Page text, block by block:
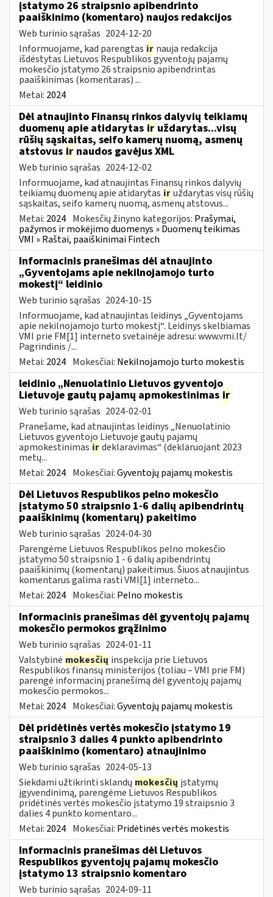
įstatymo 26 straipsnio apibendrinto
paaiškinimo (komentaro) naujos redakcijos
Web turinio sąrašas 2024-12-20
Informuojame, kad parengtas ir nauja redakcija
išdėstytas Lietuvos Respublikos gyventojų pajamų
mokesčio įstatymo 26 straipsnio apibendrintas
paaiškinimas (komentaras) ...
Metai: 2024
Dėl atnaujinto Finansų rinkos dalyvių teikiamų
duomenų apie atidarytas ir uždarytas...visų
rūšių sąskaitas, seifo kamerų nuomą, asmenų
atstovus ir naudos gavėjus XML
Web turinio sąrašas 2024-12-02
Informuojame, kad atnaujintas Finansų rinkos dalyvių
teikiamų duomenų apie atidarytas iruždarytas visų rūšių
sąskaitas, seifo kamerų nuomą, asmenų atstovus...
Metai: 2024 Mokesčių žinyno kategorijos: Prašymai,
pažymos ir mokėjimo duomenys » Duomenų teikimas
VMI » Raštai, paaiškinimai Fintech
Informacinis pranešimas dėl atnaujinto
„Gyventojams apie nekilnojamojo turto
mokestį“ leidinio
Web turinio sąrašas 2024-10-15
Informuojame, kad atnaujintas leidinys „Gyventojams
apie nekilnojamojo turto mokestį“. Leidinys skelbiamas
VMI prie FM[1] interneto svetainėje adresu: www.vmi.lt/
Pagrindinis /...
Metai: 2024 Mokesčiai: Nekilnojamojo turto mokestis
leidinio „Nenuolatinio Lietuvos gyventojo
Lietuvoje gautų pajamų apmokestinimas ir
Web turinio sąrašas 2024-02-01
Pranešame, kad atnaujintas leidinys „Nenuolatinio
Lietuvos gyventojo Lietuvoje gautų pajamų
apmokestinimas irdeklaravimas“ (deklaruojant 2023
metų...
Metai: 2024 Mokesčiai:Gyventojų pajamų mokestis
Dėl Lietuvos Respublikos pelno mokesčio
įstatymo 50 straipsnio 1-6 dalių apibendrintų
paaiškinimų (komentarų) pakeitimo
Web turinio sąrašas 2024-04-30
Parengėme Lietuvos Respublikos pelno mokesčio
įstatymo 50 straipsnio 1 - 6 dalių apibendrintų
paaiškinimų (komentarų) pakeitimus. Šiuos atnaujintus
komentarus galima rasti VMI[1] interneto...
Metai: 2024 Mokesčiai: Pelno mokestis
Informacinis pranešimas dėl gyventojų pajamų
mokesčio permokos grąžinimo
Web turinio sąrašas 2024-01-11
Valstybinė mokesčių inspekcija prie Lietuvos
Respublikos finansų ministerijos (toliau – VMI prie FM)
parengė informacinį pranešimą dėl gyventojų pajamų
mokesčio permokos...
Metai: 2024 Mokesčiai:Gyventojų pajamų mokestis
Dėl pridėtinės vertės mokesčio įstatymo 19
straipsnio 3 dalies 4 punkto apibendrinto
paaiškinimo (komentaro) atnaujinimo
Web turinio sąrašas 2024-05-13
Siekdami užtikrinti sklandų mokesčių įstatymų
įgyvendinimą, parengėme Lietuvos Respublikos
pridėtinės vertės mokesčio įstatymo 19 straipsnio 3
dalies 4 punkto komentaro...
Metai: 2024 Mokesčiai: Pridėtinės vertės mokestis
Informacinis pranešimas dėl Lietuvos
Respublikos gyventojų pajamų mokesčio
įstatymo 13 straipsnio komentaro
Web turinio sąrašas 2024-09-11